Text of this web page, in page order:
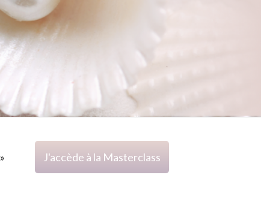
J'accède à la Masterclass